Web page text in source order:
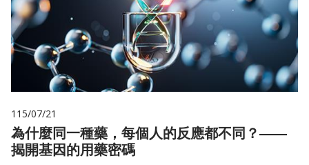
115/07/21
為什麼同一種藥，每個人的反應都不同？——
揭開基因的用藥密碼